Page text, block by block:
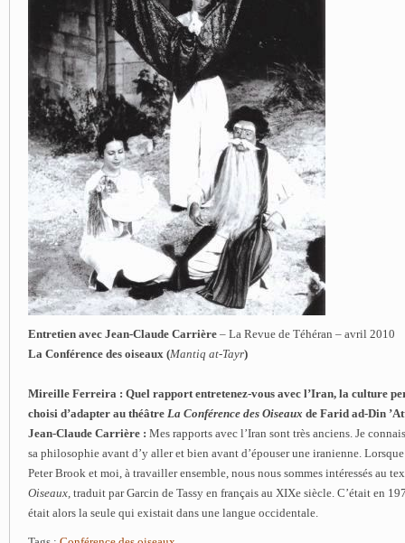
Entretien avec Jean-Claude Carrière – La Revue de Téhéran – avril 2010
La Conférence des oiseaux (Mantiq at-Tayr)
Mireille Ferreira : Quel rapport entretenez-vous avec l’Iran, la culture
choisi d’adapter au théâtre La Conférence des Oiseaux de Farid ad-Din
Jean-Claude Carrière : Mes rapports avec l’Iran sont très anciens. Je
sa philosophie avant d’y aller et bien avant d’épouser une iranienne.
Peter Brook et moi, à travailler ensemble, nous nous sommes intéressés au
Oiseaux, traduit par Garcin de Tassy en français au XIXe siècle. C’était en
était alors la seule qui existait dans une langue occidentale.